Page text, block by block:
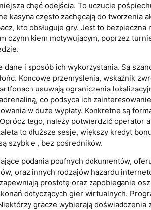
chęć odejścia. To uczucie
kasyna często zachęcają do tworzenia
kto obsługuje gry. Jest to
czynnikiem motywującym, poprzez
i sposób ich wykorzystania. Są
Końcowe przemyślenia, wskaźnik
usuwają ograniczenia
co podsyca ich
w duże wypłaty. Konkretne są
tego, należy potwierdzić
to dłuższe sesje, większy kredyt
szybkie , bez pośredników.
podania poufnych dokumentów,
oraz innych rodzajów hazardu
prostotę oraz zapobieganie
dotyczących gier wirtualnych.
gracze wybierają